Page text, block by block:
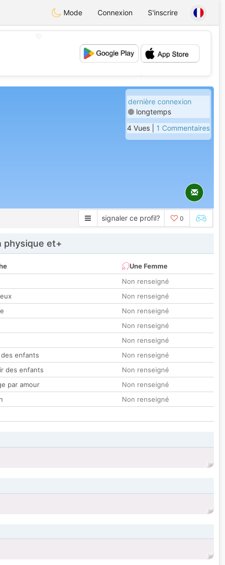
Mode Connexion S'inscrire
💕
dernière connexion
longtemps
4 Vues | 1 Commentaires
signaler ce profil? 0
physique et+
Une Femme
Non renseigné
Non renseigné
Non renseigné
Non renseigné
Non renseigné
enfants
Non renseigné
des enfants
Non renseigné
par amour
Non renseigné
Non renseigné